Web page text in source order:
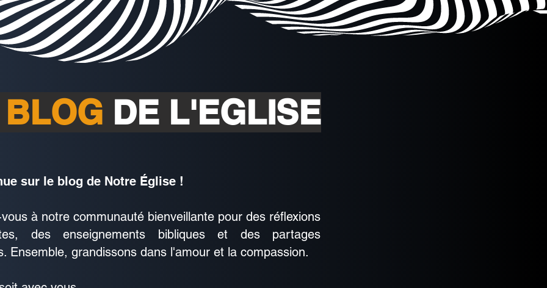
DE L'EGLISE
sur le blog de Notre Église !
à notre communauté bienveillante pour des réflexions
des enseignements bibliques et des partages
Ensemble, grandissons dans l'amour et la compassion.